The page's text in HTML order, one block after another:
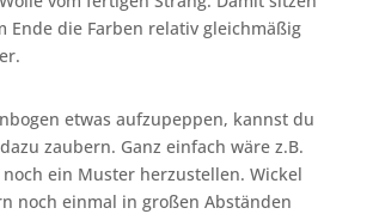
Ende die Farben relativ gleichmäßig
etwas aufzupeppen, kannst du
zaubern. Ganz einfach wäre z.B.
ein Muster herzustellen. Wickel
noch einmal in großen Abständen